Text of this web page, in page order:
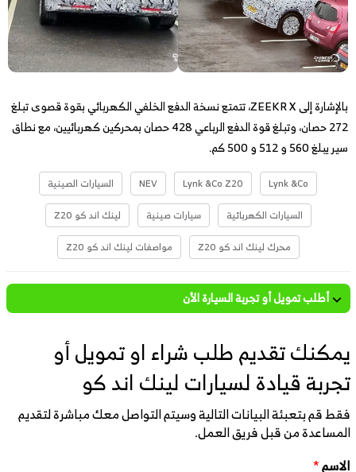
بالإشارة إلى ZEEKR X، تتمتع نسخة الدفع الخلفي الكهربائي بقوة قصوى تبلغ
272 حصان، وتبلغ قوة الدفع الرباعي 428 حصان بمحركين كهربائيين، مع نطاق
سير يبلغ 560 و 512 و 500 كم.
Lynk &Co
Lynk &Co Z20
NEV
السيارات الصينية
السيارات الكهربائية
سيارات صينية
لينك اند كو Z20
محرك لينك اند كو Z20
مواصفات لينك اند كو Z20
أطلب تمويل أو تجربة السيارة الأن
يمكنك تقديم طلب شراء او تمويل أو
تجربة قيادة لسيارات لينك اند كو
فقط قم بتعبئة البيانات التالية وسيتم التواصل معك مباشرة لتقديم
المساعدة من قبل فريق العمل.
الاسم*